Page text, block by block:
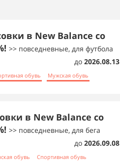
в New Balance со
>> повседневные, для футбола
до 2026.08.13
обувь Мужская обувь
в New Balance со
>> повседневные, для бега
до 2026.09.08
обувь Спортивная обувь